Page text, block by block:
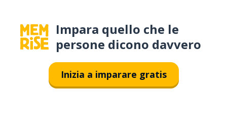
Impara quello che le
persone dicono davvero
Inizia a imparare gratis